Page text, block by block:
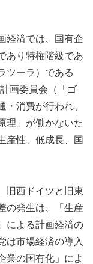
経済では、国有企
あり特権階級であ
ツーラ）である
画委員会（「ゴ
・消費が行われ、
理」が働かないた
産性、低成長、国
旧西ドイツと旧東
の発生は、「生産
による計画経済の
は市場経済の導入
業の国有化」によ